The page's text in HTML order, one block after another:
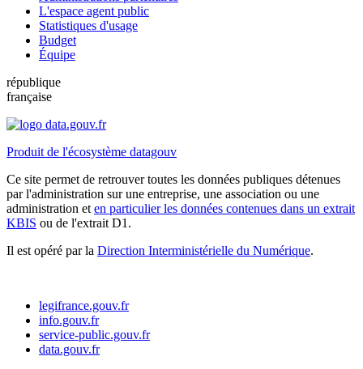
L'espace agent public
Statistiques d'usage
Budget
Équipe
république
française
Produit de l'écosystème datagouv
Ce site permet de retrouver toutes les données publiques détenues
par l'administration sur une entreprise, une association ou une
administration et en particulier les données contenues dans un extrait
KBIS ou de l'extrait D1.
Il est opéré par la Direction Interministérielle du Numérique.
legifrance.gouv.fr
info.gouv.fr
service-public.gouv.fr
data.gouv.fr